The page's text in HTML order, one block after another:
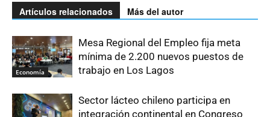
Artículos relacionados Más del autor
Economía
Mesa Regional del Empleo fija meta
mínima de 2.200 nuevos puestos de
trabajo en Los Lagos
Sector lácteo chileno participa en
integración continental en Congreso